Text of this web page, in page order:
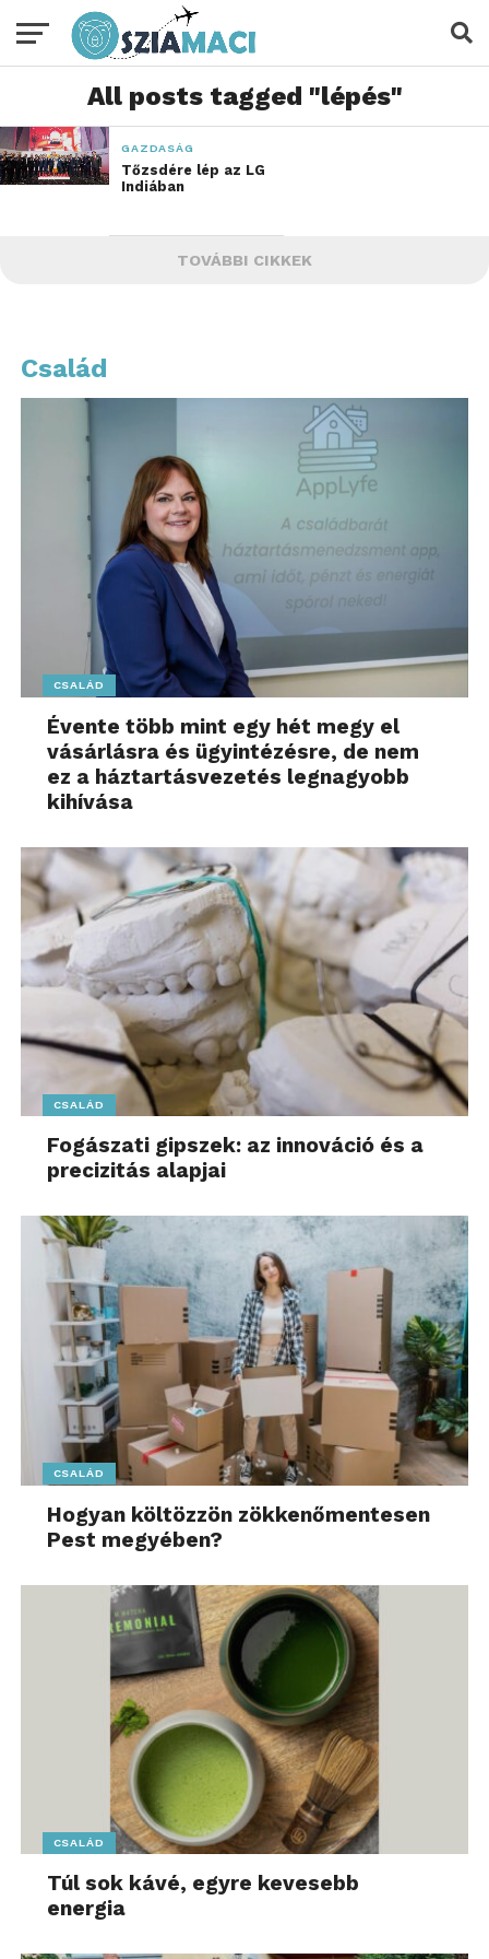
All posts tagged "lépés"
GAZDASÁG
Tőzsdére lép az LG
Indiában
TOVÁBBI CIKKEK
Család
CSALÁD
Évente több mint egy hét megy el
vásárlásra és ügyintézésre, de nem
ez a háztartásvezetés legnagyobb
kihívása
CSALÁD
Fogászati gipszek: az innováció és a
precizitás alapjai
CSALÁD
Hogyan költözzön zökkenőmentesen
Pest megyében?
CSALÁD
Túl sok kávé, egyre kevesebb
energia